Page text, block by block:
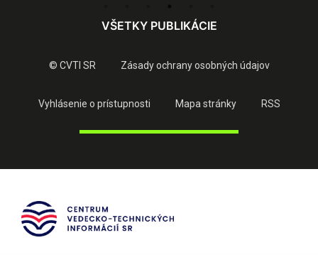
VŠETKY PUBLIKÁCIE
© CVTI SR Zásady ochrany osobných údajov
Vyhlásenie o prístupnosti Mapa stránky RSS